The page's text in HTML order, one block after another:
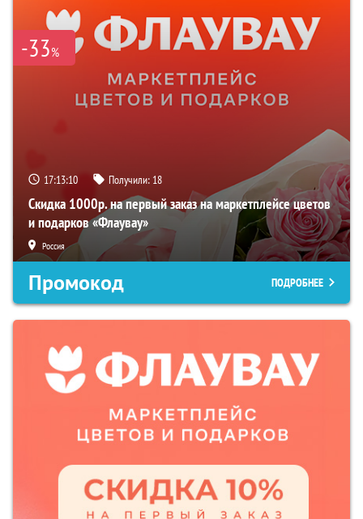
-33%
17:13:09 Получили: 18
Скидка 1000р. на первый заказ на маркетплейсе цветов
и подарков «Флаувау»
Россия
Промокод ПОДРОБНЕЕ